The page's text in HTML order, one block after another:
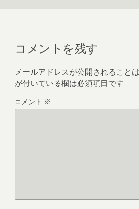
コメントを残す
メールアドレスが公開されることは
が付いている欄は必須項目です
コメント ※